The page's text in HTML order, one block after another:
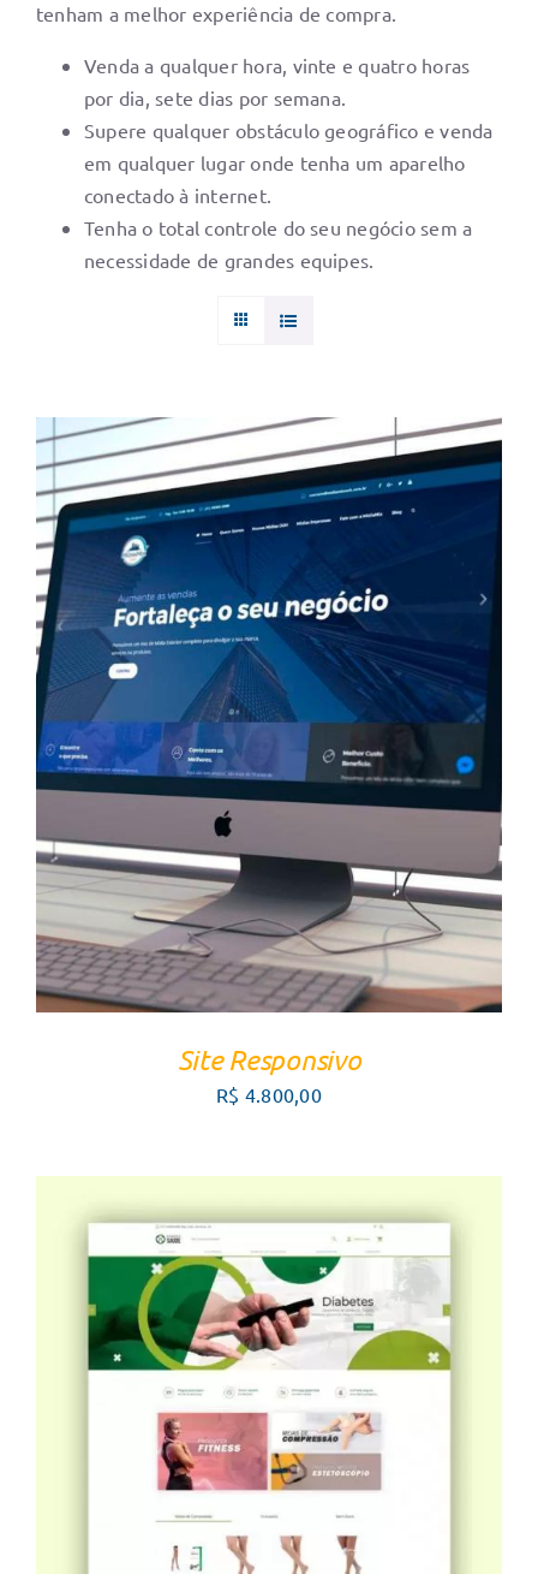
tenham a melhor experiência de compra.
Venda a qualquer hora, vinte e quatro horas
por dia, sete dias por semana.
Supere qualquer obstáculo geográfico e venda
em qualquer lugar onde tenha um aparelho
conectado à internet.
Tenha o total controle do seu negócio sem a
necessidade de grandes equipes.
FALE COM UM CONSULTOR / DETALHES
Site Responsivo
R$ 4.800,00
FALE COM UM CONSULTOR / DETALHES